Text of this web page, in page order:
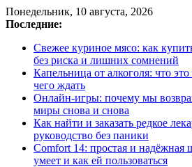
Понедельник, 10 августа, 2026
Последние:
Свежее куриное мясо: как
без риска и лишних сомнений
Капельница от алкоголя: что это
чего ждать
Онлайн-игры: почему мы
миры снова и снова
Как найти и заказать редкое
руководство без паники
Comfort 14: простая и
умеет и как ей пользоваться